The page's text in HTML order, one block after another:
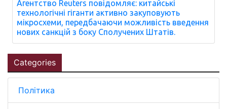
Агентство Reuters повідомляє: китайські
технологічні гіганти активно закуповують
мікросхеми, передбачаючи можливість введення
нових санкцій з боку Сполучених Штатів.
Categories
Політика